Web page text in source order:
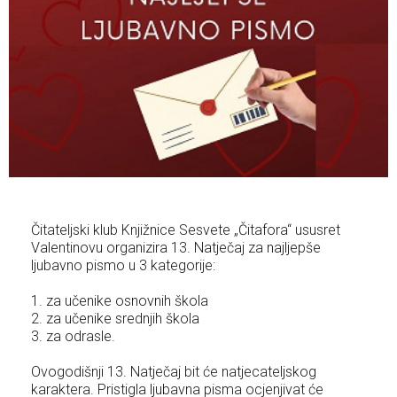
Čitateljski klub Knjižnice Sesvete „Čitafora“ ususret
Valentinovu organizira 13. Natječaj za najljepše
ljubavno pismo u 3 kategorije:
1. za učenike osnovnih škola
2. za učenike srednjih škola
3. za odrasle.
Ovogodišnji 13. Natječaj bit će natjecateljskog
karaktera. Pristigla ljubavna pisma ocjenjivat će